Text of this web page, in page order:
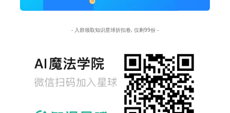
- 入群领取知识星球折扣卷, 仅剩99份 -